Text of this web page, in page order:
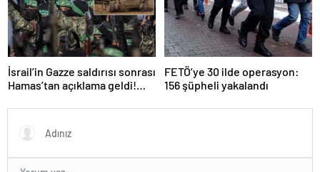
İsrail’in Gazze saldırısı sonrası
Hamas’tan açıklama geldi!
FETÖ’ye 30 ilde operasyon:
156 şüpheli yakalandı